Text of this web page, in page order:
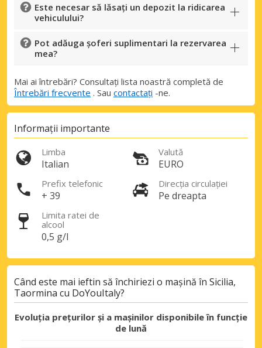
Este necesar să lăsați un depozit la ridicarea
vehiculului?
Pot adăuga șoferi suplimentari la rezervarea
mea?
Mai ai întrebări? Consultați lista noastră completă de
Întrebări frecvente . Sau contactați -ne.
Informații importante
Limba
Italian
Valută
EURO
Prefix telefonic
+ 39
Direcția circulației
Pe dreapta
Limita ratei de
alcool
0,5 g/l
Când este mai ieftin să închiriezi o mașină în Sicilia,
Taormina cu DoYouItaly?
Evoluția prețurilor și a mașinilor disponibile în funcție
de lună
Economii de top
Accesați ofertele exclusive ale
Autentificare cu eLink